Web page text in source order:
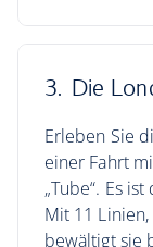
3. Die
Erleben Sie
einer Fahrt
„Tube“. Es
Mit 11
bewältigt sie